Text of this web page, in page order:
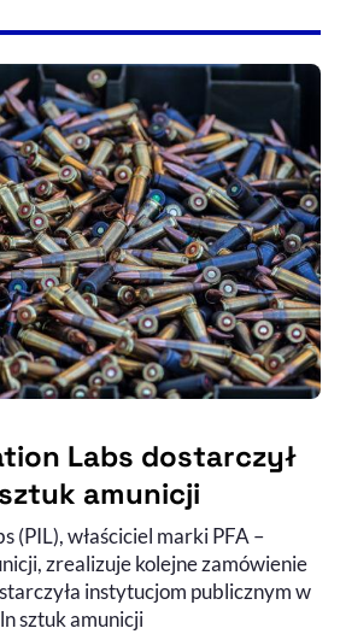
, otwiera się w nowym oknie
Zgłoś problem
Labs dostarczył
amunicji
(PIL), właściciel marki PFA –
zrealizuje kolejne zamówienie
instytucjom publicznym w
sztuk amunicji